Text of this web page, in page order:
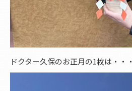
ドクター久保のお正月の1枚は・・・